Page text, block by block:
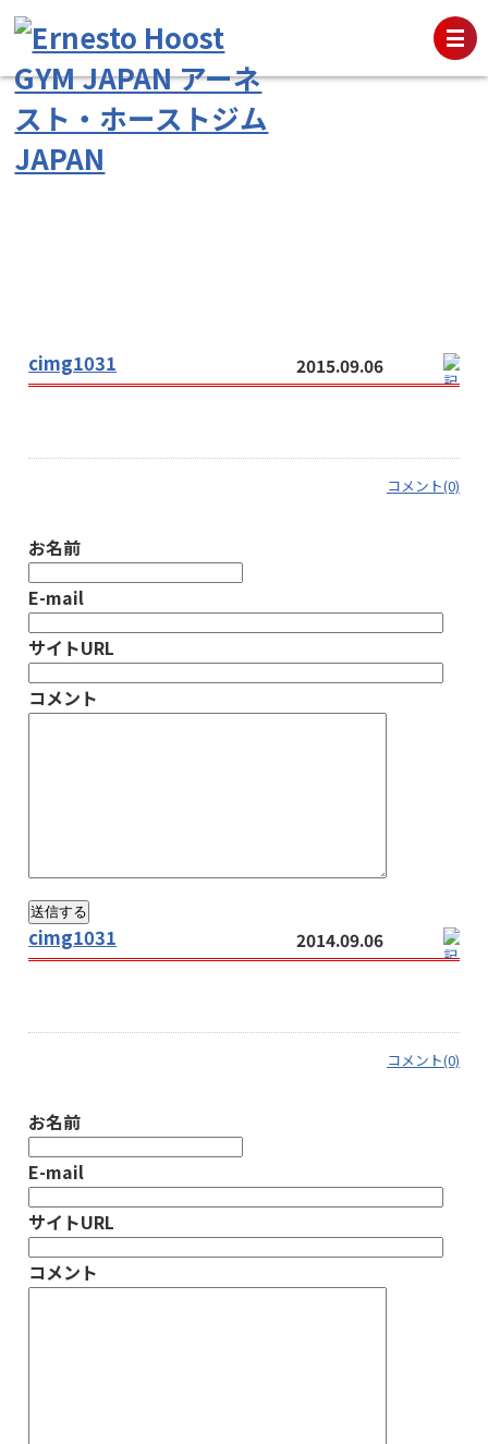
cimg1031 2015.09.06
コメント(0)
お名前
E-mail
サイトURL
コメント
cimg1031 2014.09.06
コメント(0)
お名前
E-mail
サイトURL
コメント